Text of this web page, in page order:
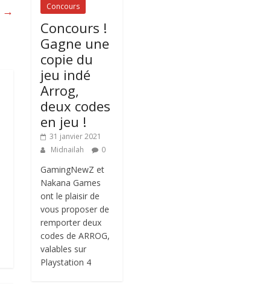
→ Concours
Concours !
Gagne une
copie du
jeu indé
Arrog,
deux codes
en jeu !
31 janvier 2021
Midnailah
0
GamingNewZ et
Nakana Games
ont le plaisir de
vous proposer de
remporter deux
codes de ARROG,
valables sur
Playstation 4